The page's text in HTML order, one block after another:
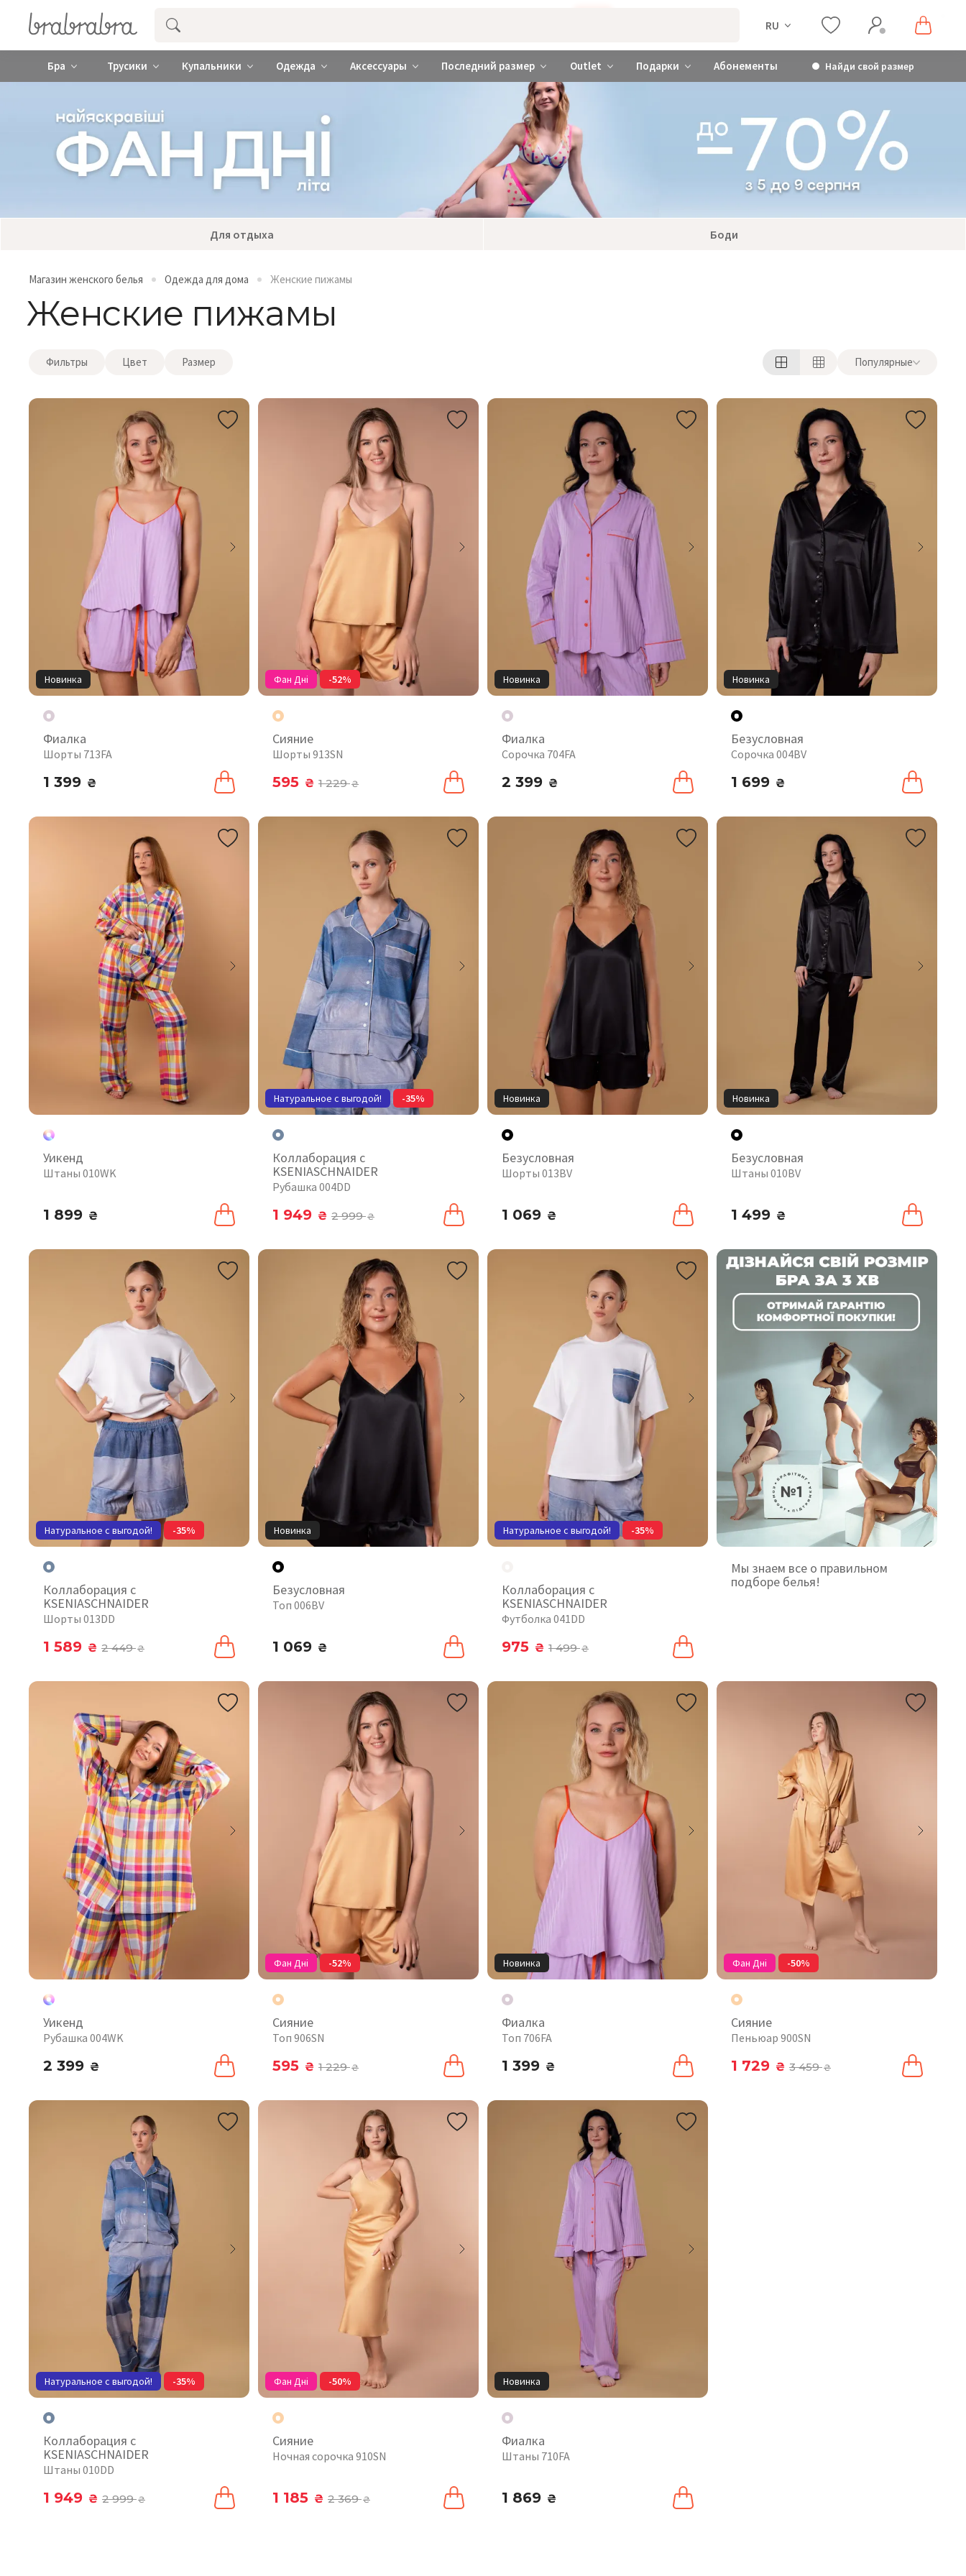
Купить нижнее женское белье ❤️ brabrabra ❤️ Киев и Украина RU
Бра Трусики Купальники Одежда Аксессуары Последний размер Outlet Подарки Абонементы Найди свой размер
Для отдыха Боди
Магазин женского белья Одежда для дома Женские пижамы
Женские пижамы
Фильтры Цвет Размер Популярные
Новинка
Фиалка
Шорты 713FA
1 399 ₴
Фан Дні -52%
Сияние
Шорты 913SN
595 ₴ 1 229₴
Новинка
Фиалка
Сорочка 704FA
2 399 ₴
Новинка
Безусловная
Сорочка 004BV
1 699 ₴
Уикенд
Штаны 010WK
1 899 ₴
Натуральное с выгодой! -35%
Коллаборация с
KSENIASCHNAIDER
Рубашка 004DD
1 949 ₴ 2 999₴
Новинка
Безусловная
Шорты 013BV
1 069 ₴
Новинка
Безусловная
Штаны 010BV
1 499 ₴
Натуральное с выгодой! -35%
Коллаборация с
KSENIASCHNAIDER
Шорты 013DD
1 589 ₴ 2 449₴
Новинка
Безусловная
Топ 006BV
1 069 ₴
Натуральное с выгодой! -35%
Коллаборация с
KSENIASCHNAIDER
Футболка 041DD
975 ₴ 1 499₴
Мы знаем все о правильном
подборе белья!
Уикенд
Рубашка 004WK
2 399 ₴
Фан Дні -52%
Сияние
Топ 906SN
595 ₴ 1 229₴
Новинка
Фиалка
Топ 706FA
1 399 ₴
Фан Дні -50%
Сияние
Пеньюар 900SN
1 729 ₴ 3 459₴
Натуральное с выгодой! -35%
Коллаборация с
KSENIASCHNAIDER
Штаны 010DD
1 949 ₴ 2 999₴
Фан Дні -50%
Сияние
Ночная сорочка 910SN
1 185 ₴ 2 369₴
Новинка
Фиалка
Штаны 710FA
1 869 ₴